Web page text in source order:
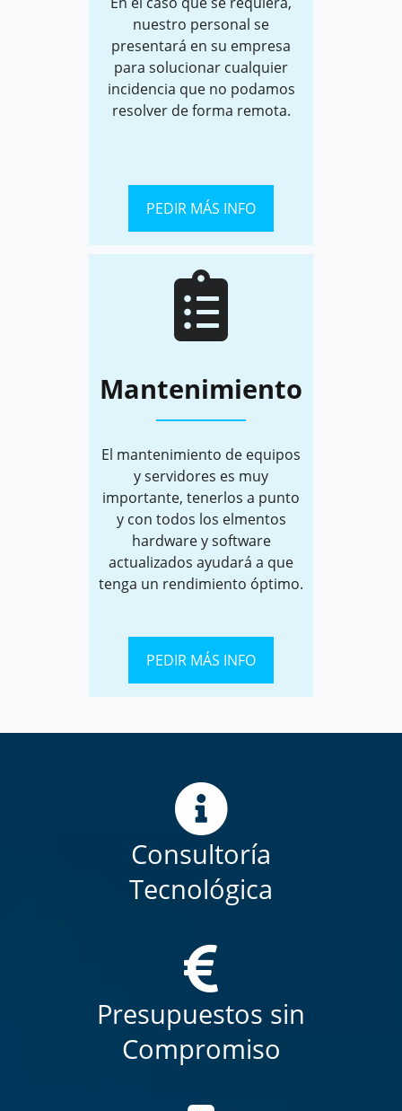
nuestro personal se
presentará en su empresa
para solucionar cualquier
incidencia que no podamos
resolver de forma remota.
PEDIR MÁS INFO
Mantenimiento
El mantenimiento de equipos
y servidores es muy
importante, tenerlos a punto
y con todos los elmentos
hardware y software
actualizados ayudará a que
tenga un rendimiento óptimo.
PEDIR MÁS INFO
Consultoría
Tecnológica
Presupuestos sin
Compromiso